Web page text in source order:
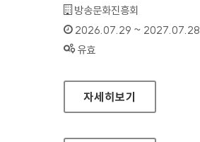
기관명 :
방송문화진흥회
인증기간 :
2026.07.29 ~ 2027.07.28
상태 :
유효
방송문화진흥회
자세히보기